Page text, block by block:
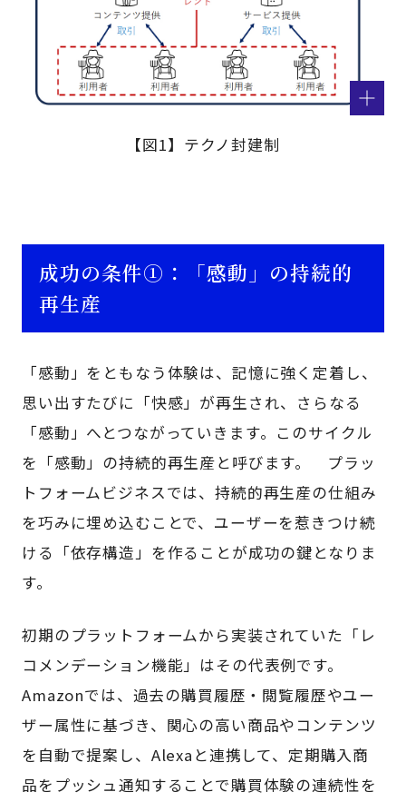
【図1】テクノ封建制
成功の条件①：「感動」の持続的
再生産
「感動」をともなう体験は、記憶に強く定着し、
思い出すたびに「快感」が再生され、さらなる
「感動」へとつながっていきます。このサイクル
を「感動」の持続的再生産と呼びます。 プラッ
トフォームビジネスでは、持続的再生産の仕組み
を巧みに埋め込むことで、ユーザーを惹きつけ続
ける「依存構造」を作ることが成功の鍵となりま
す。
初期のプラットフォームから実装されていた「レ
コメンデーション機能」はその代表例です。
Amazonでは、過去の購買履歴・閲覧履歴やユー
ザー属性に基づき、関心の高い商品やコンテンツ
を自動で提案し、Alexaと連携して、定期購入商
品をプッシュ通知することで購買体験の連続性を